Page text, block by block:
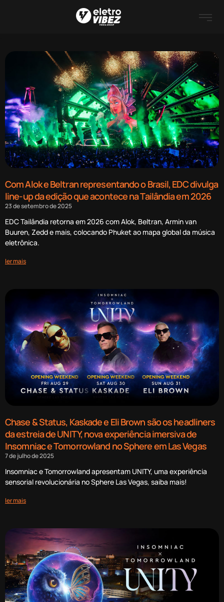
Com Alok e Beltran representando o Brasil, EDC divulga
line-up da edição que acontece na Tailândia em 2026
23 de setembro de 2025
EDC Tailândia retorna em 2026 com Alok, Beltran, Armin van
Buuren, Zedd e mais, colocando Phuket ao mapa global da música
eletrônica.
ler mais
Chase & Status, Kaskade e Eli Brown são os headliners
da estreia de UNITY, nova experiência imersiva de
Insomniac e Tomorrowland no Sphere em Las Vegas
7 de julho de 2025
Insomniac e Tomorrowland apresentam UNITY, uma experiência
sensorial revolucionária no Sphere Las Vegas, saiba mais!
ler mais